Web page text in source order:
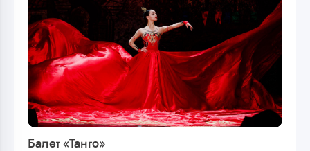
Балет «Танго»